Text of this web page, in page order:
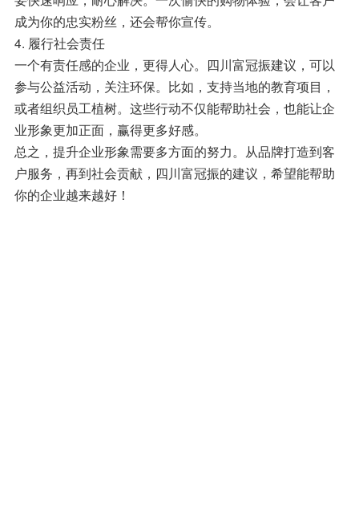
成为你的忠实粉丝，还会帮你宣传。
4. 履行社会责任
一个有责任感的企业，更得人心。四川富冠振建议，可以
参与公益活动，关注环保。比如，支持当地的教育项目，
或者组织员工植树。这些行动不仅能帮助社会，也能让企
业形象更加正面，赢得更多好感。
总之，提升企业形象需要多方面的努力。从品牌打造到客
户服务，再到社会贡献，四川富冠振的建议，希望能帮助
你的企业越来越好！